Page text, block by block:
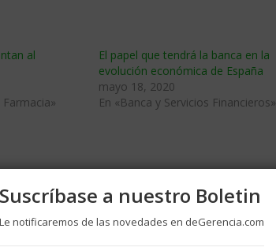
al
Farmacia»
El papel que tendrá la banca en la
evolución económica de España
mayo 18, 2020
En «Banca y Servicios Financieros»
Suscríbase a nuestro Boletin
Le notificaremos de las novedades en deGerencia.com